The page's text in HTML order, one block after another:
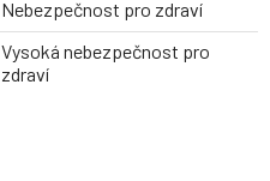
Nebezpečnost pro zdraví
Vysoká nebezpečnost pro
zdraví